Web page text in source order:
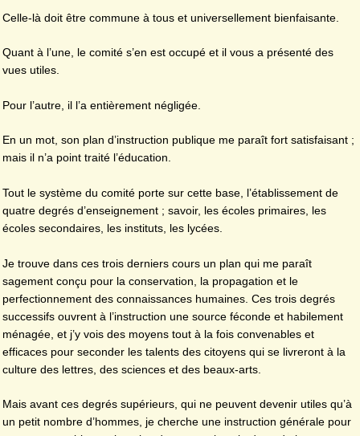
Celle-là doit être commune à tous et universellement bienfaisante.
Quant à l’une, le comité s’en est occupé et il vous a présenté des
vues utiles.
Pour l’autre, il l’a entièrement négligée.
En un mot, son plan d’instruction publique me paraît fort satisfaisant ;
mais il n’a point traité l’éducation.
Tout le système du comité porte sur cette base, l’établissement de
quatre degrés d’enseignement ; savoir, les écoles primaires, les
écoles secondaires, les instituts, les lycées.
Je trouve dans ces trois derniers cours un plan qui me paraît
sagement conçu pour la conservation, la propagation et le
perfectionnement des connaissances humaines. Ces trois degrés
successifs ouvrent à l’instruction une source féconde et habilement
ménagée, et j’y vois des moyens tout à la fois convenables et
efficaces pour seconder les talents des citoyens qui se livreront à la
culture des lettres, des sciences et des beaux-arts.
Mais avant ces degrés supérieurs, qui ne peuvent devenir utiles qu’à
un petit nombre d’hommes, je cherche une instruction générale pour